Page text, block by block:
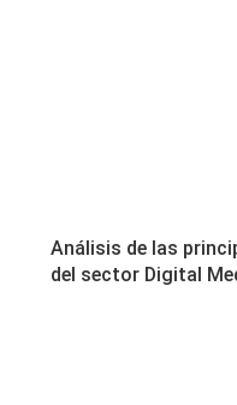
Análisis de las
del sector Digital